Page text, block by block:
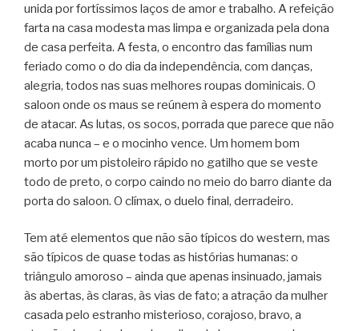
unida por fortíssimos laços de amor e trabalho. A refeição
farta na casa modesta mas limpa e organizada pela dona
de casa perfeita. A festa, o encontro das famílias num
feriado como o do dia da independência, com danças,
alegria, todos nas suas melhores roupas dominicais. O
saloon onde os maus se reúnem à espera do momento
de atacar. As lutas, os socos, porrada que parece que não
acaba nunca – e o mocinho vence. Um homem bom
morto por um pistoleiro rápido no gatilho que se veste
todo de preto, o corpo caindo no meio do barro diante da
porta do saloon. O clímax, o duelo final, derradeiro.
Tem até elementos que não são típicos do western, mas
são típicos de quase todas as histórias humanas: o
triângulo amoroso – ainda que apenas insinuado, jamais
às abertas, às claras, às vias de fato; a atração da mulher
casada pelo estranho misterioso, corajoso, bravo, a